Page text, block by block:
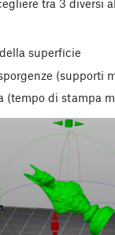
tra 3 diversi
superficie
(supporti
(tempo di stampa